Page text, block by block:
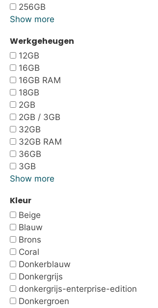
256GB
Show more
Werkgeheugen
12GB
16GB
16GB RAM
18GB
2GB
2GB / 3GB
32GB
32GB RAM
36GB
3GB
Show more
Kleur
Beige
Blauw
Brons
Coral
Donkerblauw
Donkergrijs
donkergrijs-enterprise-edition
Donkergroen